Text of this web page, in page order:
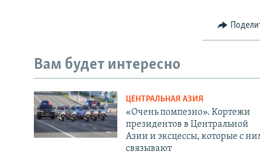
Вам будет интересно
ЦЕНТРАЛЬНАЯ АЗИЯ
«Очень помпезно». Кортежи
президентов в Центральной
Азии и эксцессы, которые с
связывают